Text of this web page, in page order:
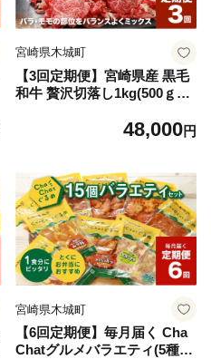
宮崎県木城町
【3回定期便】宮崎県産 黒毛
和牛 贅沢切落し1kg(500ｇ×2
48,000円
宮崎県木城町
【6回定期便】毎月届く Cha
Chatグルメバラエティ(5種類